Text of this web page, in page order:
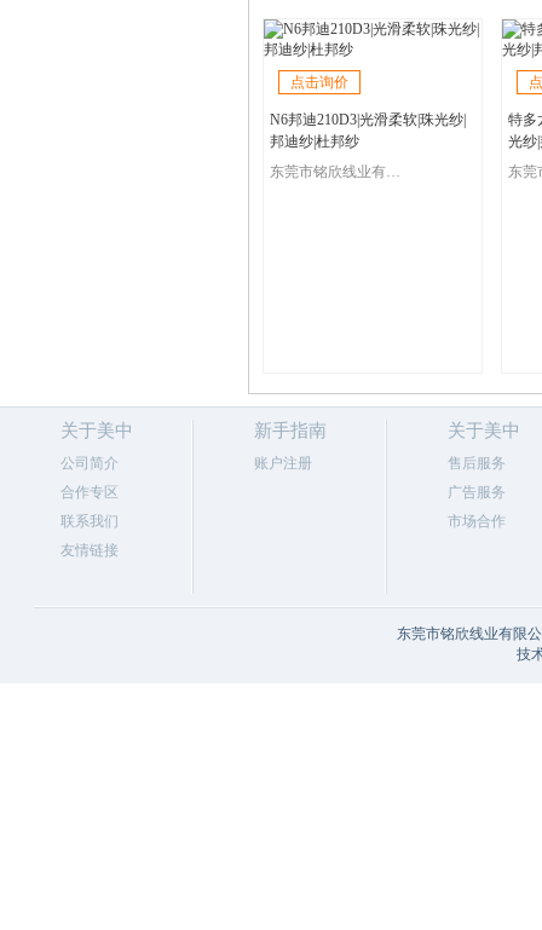
点击询价
N6邦迪210D3|光滑柔软|珠光纱|
邦迪纱|杜邦纱
东莞市铭欣线业有限公司
特多
光纱
关于美中
公司简介
合作专区
联系我们
友情链接
新手指南
账户注册
关于美中
售后服务
广告服务
市场合作
东莞市铭欣线业有限
技